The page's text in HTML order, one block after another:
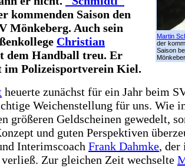
Martin
der
Saison
kommenden Saison den
Mönkeberg. Auch sein
Christian
dem Handball treu. Er
im Polizeisportverein Kiel.
heuerte zunächst für ein Jahr beim
Weichenstellung für uns. Wie
größeren Geldscheinen gewedelt,
und guten Perspektiven
Interimscoach Frank Dahmke, der
Zur gleichen Zeit wechselte